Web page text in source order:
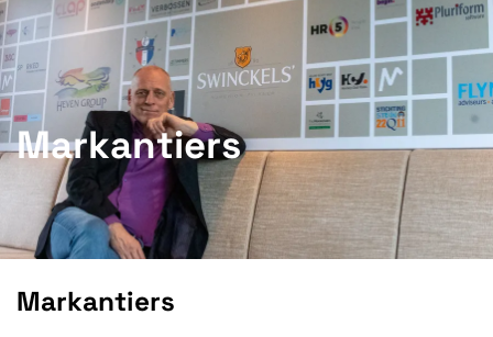
Markantiers
Markantiers